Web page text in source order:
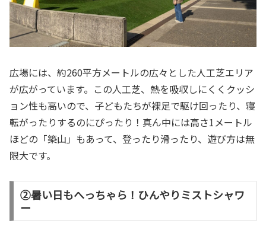
広場には、約260平方メートルの広々とした人工芝エリア
が広がっています。この人工芝、熱を吸収しにくくクッシ
ョン性も高いので、子どもたちが裸足で駆け回ったり、寝
転がったりするのにぴったり！真ん中には高さ1メートル
ほどの「築山」もあって、登ったり滑ったり、遊び方は無
限大です。
②暑い日もへっちゃら！ひんやりミストシャワ
ー